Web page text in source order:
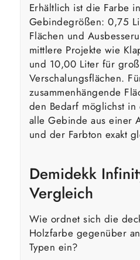
Erhältlich ist die Farbe
Gebindegrößen: 0,75
Flächen und
mittlere Projekte wie
und 10,00 Liter für
Verschalungsflächen.
zusammenhängende
den Bedarf möglichst in
alle Gebinde aus einer
und der Farbton exakt
Demidekk
Vergleich
Wie ordnet sich die
Holzfarbe gegenüber
Typen ein?